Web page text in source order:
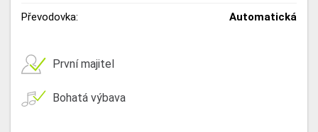
Převodovka: Automatická
První majitel
Bohatá výbava